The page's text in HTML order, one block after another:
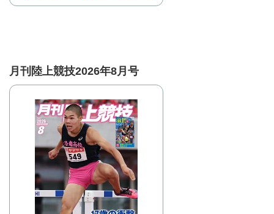
月刊陸上競技2026年8月号